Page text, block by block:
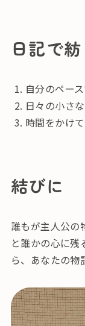
日記で
自分のペー
日々の小さ
時間をかけ
結びに
誰もが主人公の
と誰かの心に
ら、あなたの物